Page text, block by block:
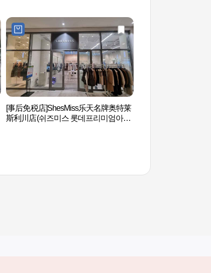
[事后免税店]ShesMiss乐天名牌奥特莱
斯利川店(쉬즈미스 롯데프리미엄아울